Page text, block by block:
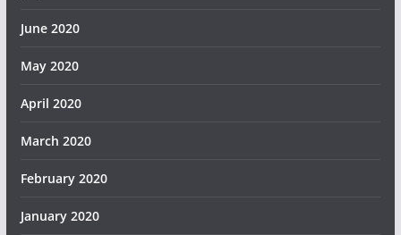
June 2020
May 2020
April 2020
March 2020
February 2020
January 2020